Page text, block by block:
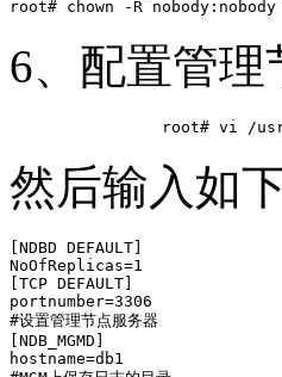
6、配置管理
然后输入如
[NDBD DEFAULT]
NoOfReplicas=1
[TCP DEFAULT]
portnumber=3306
#设置管理节点服务器
[NDB_MGMD]
hostname=db1